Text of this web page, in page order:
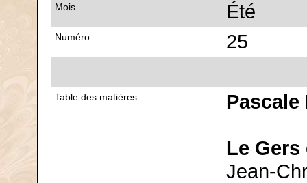
Mois Été
Numéro 25
Table des matières
Le
Jean-